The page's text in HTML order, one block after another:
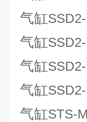
气缸
气缸
气缸
气缸
气缸STS-